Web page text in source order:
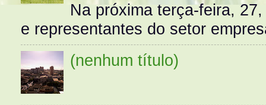
Na próxima terça-feira,
e representantes do setor
(nenhum título)